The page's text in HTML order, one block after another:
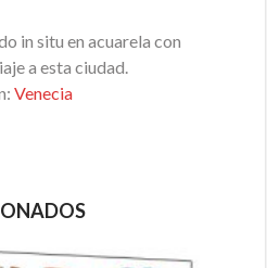
in situ en acuarela con
a esta ciudad.
Venecia